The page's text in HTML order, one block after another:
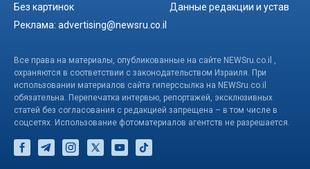
Без картинок
Данные редакции и устав
Реклама: advertising@newsru.co.il
Все права на материалы, опубликованные на сайте NEWSru.co.il ,
охраняются в соответствии с законодательством Израиля. При
использовании материалов сайта гиперссылка на NEWSru.co.il
обязательна. Перепечатка интервью, репортажей, эксклюзивных
статей без согласования с редакцией запрещена – в том числе в
соцсетях. Использование фотоматериалов агентств не разрешается.